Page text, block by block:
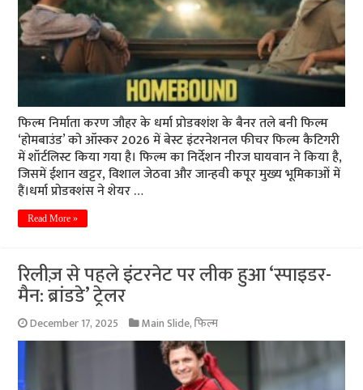
फिल्म निर्माता करण जौहर के धर्मा प्रोडक्शंश के बैनर तले बनी फिल्म
‘होमबाउंड’ को ऑस्कर 2026 में बेस्ट इंटरनेशनल फीचर फिल्म कैटिगरी
में शॉर्टलिस्ट किया गया है। फिल्म का निर्देशन नीरज घायवान ने किया है,
जिसमें ईशान खट्टर, विशाल जेठवा और जान्हवी कपूर मुख्य भूमिकाओं में
हैं।धर्मा प्रोडक्शंस ने शेयर …
Read More »
रिलीज़ से पहले इंटरनेट पर लीक हुआ ‘स्पाइडर-
मैन: ब्रांडडे’ ट्रेलर
December 17, 2025 Main Slide,फिल्म